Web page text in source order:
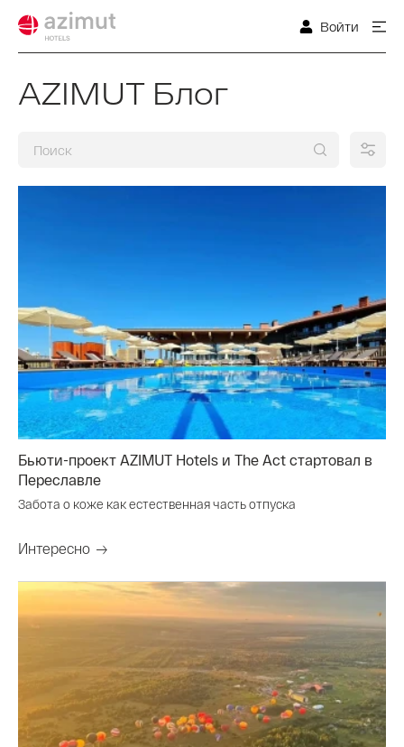
Войти
AZIMUT Блог
Бьюти-проект AZIMUT Hotels и The Act стартовал в
Переславле
Забота о коже как естественная часть отпуска
Интересно